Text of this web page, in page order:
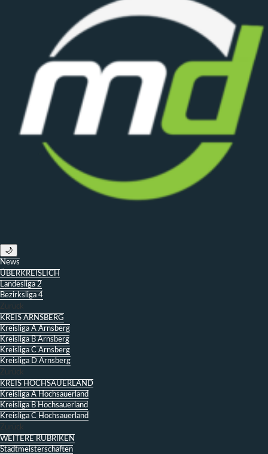
🌙
News
ÜBERKREISLICH
Landesliga 2
Bezirksliga 4
Zurück
KREIS ARNSBERG
Kreisliga A Arnsberg
Kreisliga B Arnsberg
Kreisliga C Arnsberg
Kreisliga D Arnsberg
Zurück
KREIS HOCHSAUERLAND
Kreisliga A Hochsauerland
Kreisliga B Hochsauerland
Kreisliga C Hochsauerland
Zurück
WEITERE RUBRIKEN
Stadtmeisterschaften